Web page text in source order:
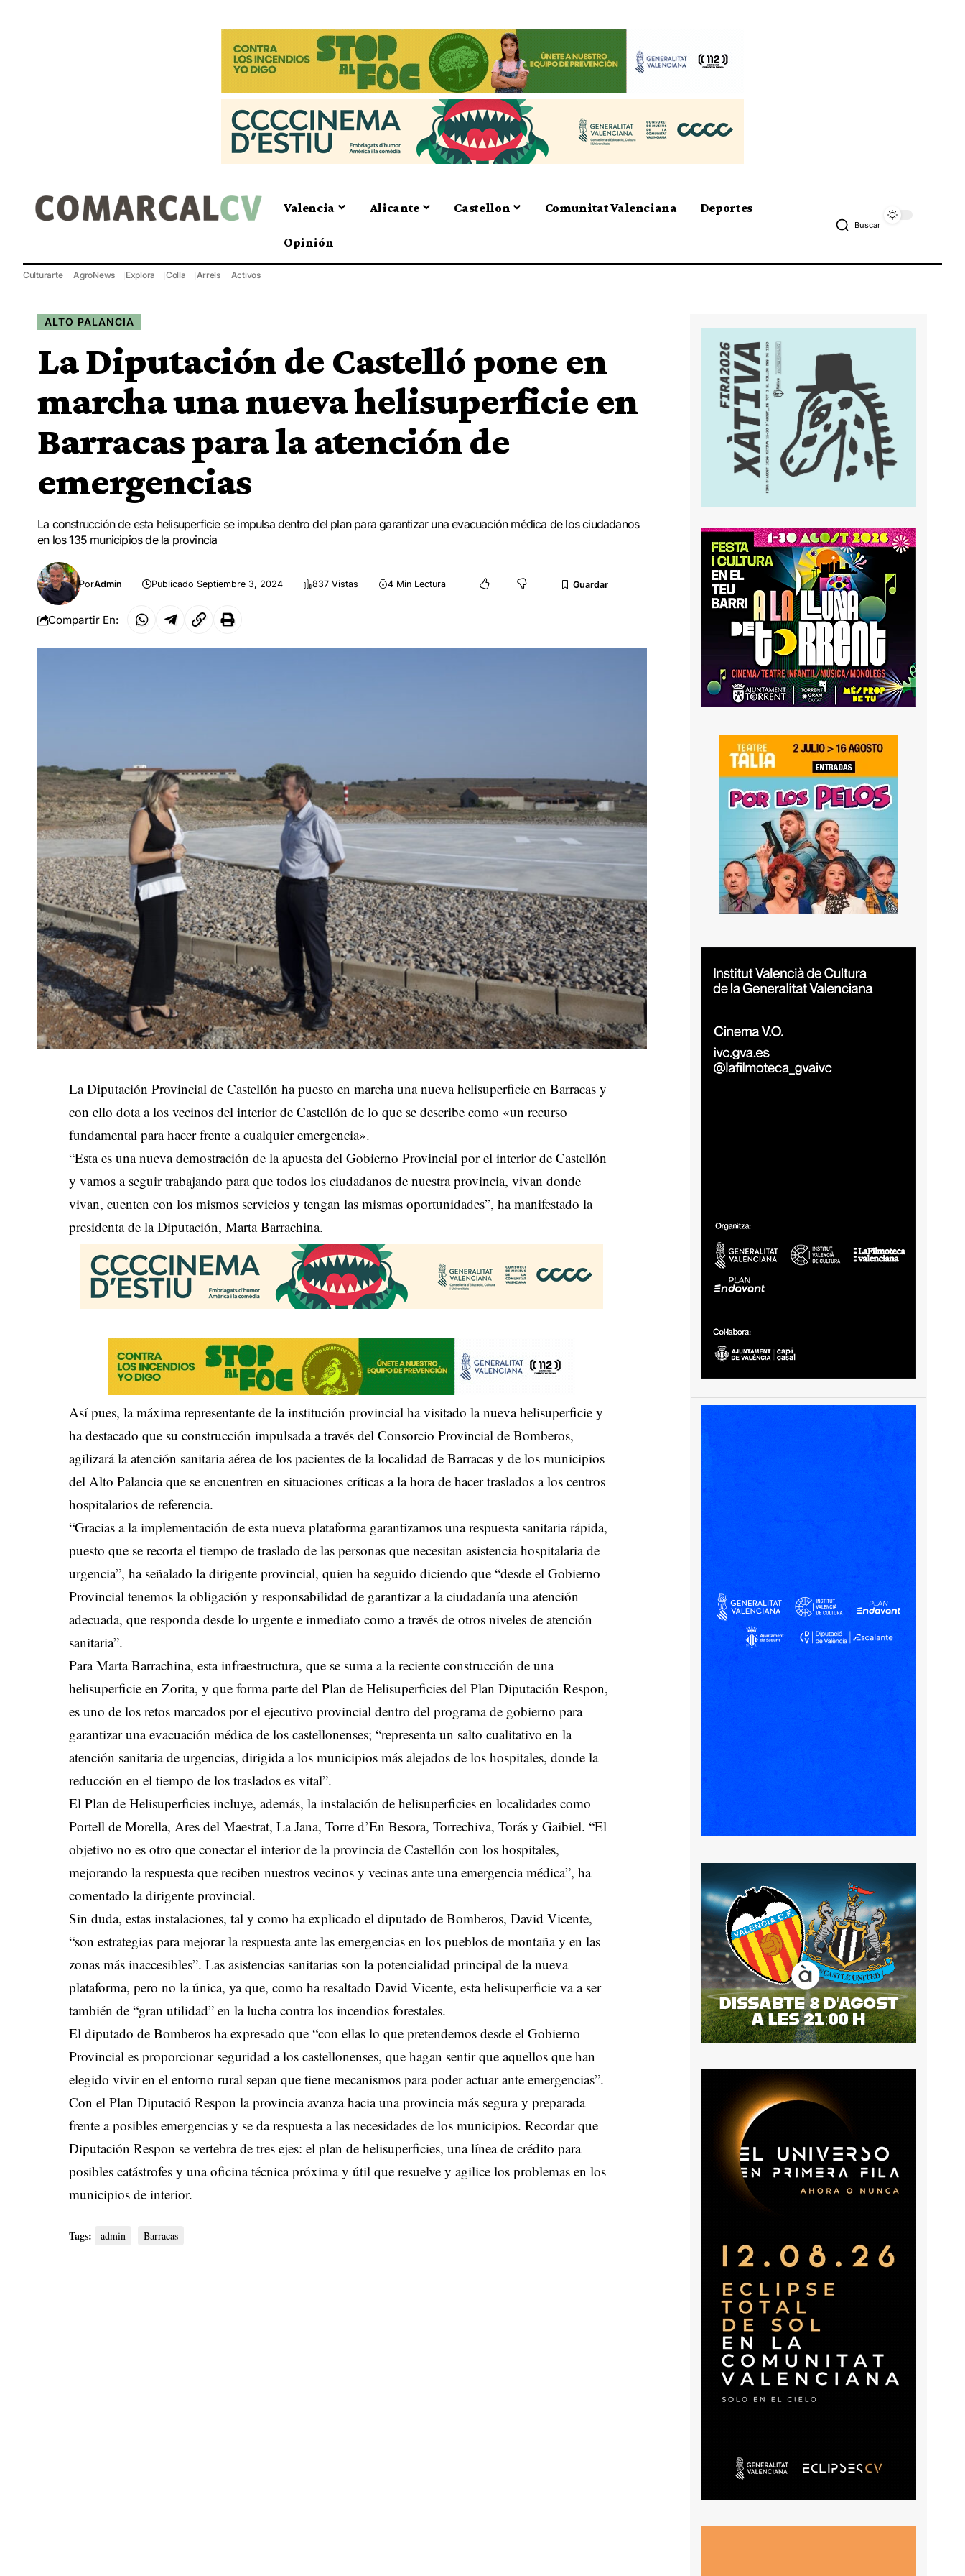
Valencia Alicante Castellon Comunitat Valenciana Deportes
Opinión
Buscar
Culturarte AgroNews Explora Colla Arrels Activos
ALTO PALANCIA
La Diputación de Castelló pone en
marcha una nueva helisuperficie en
Barracas para la atención de
emergencias
La construcción de esta helisuperficie se impulsa dentro del plan para garantizar una evacuación médica de los ciudadanos
en los 135 municipios de la provincia
PorAdmin Publicado Septiembre 3, 2024 837 Vistas 4 Min Lectura
Compartir En:
La Diputación Provincial de Castellón ha puesto en marcha una nueva helisuperficie en Barracas y
con ello dota a los vecinos del interior de Castellón de lo que se describe como «un recurso
fundamental para hacer frente a cualquier emergencia».
“Esta es una nueva demostración de la apuesta del Gobierno Provincial por el interior de Castellón
y vamos a seguir trabajando para que todos los ciudadanos de nuestra provincia, vivan donde
vivan, cuenten con los mismos servicios y tengan las mismas oportunidades”, ha manifestado la
presidenta de la Diputación, Marta Barrachina.
Así pues, la máxima representante de la institución provincial ha visitado la nueva helisuperficie y
ha destacado que su construcción impulsada a través del Consorcio Provincial de Bomberos,
agilizará la atención sanitaria aérea de los pacientes de la localidad de Barracas y de los municipios
del Alto Palancia que se encuentren en situaciones críticas a la hora de hacer traslados a los centros
hospitalarios de referencia.
“Gracias a la implementación de esta nueva plataforma garantizamos una respuesta sanitaria rápida,
puesto que se recorta el tiempo de traslado de las personas que necesitan asistencia hospitalaria de
urgencia”, ha señalado la dirigente provincial, quien ha seguido diciendo que “desde el Gobierno
Provincial tenemos la obligación y responsabilidad de garantizar a la ciudadanía una atención
adecuada, que responda desde lo urgente e inmediato como a través de otros niveles de atención
sanitaria”.
Para Marta Barrachina, esta infraestructura, que se suma a la reciente construcción de una
helisuperficie en Zorita, y que forma parte del Plan de Helisuperficies del Plan Diputación Respon,
es uno de los retos marcados por el ejecutivo provincial dentro del programa de gobierno para
garantizar una evacuación médica de los castellonenses; “representa un salto cualitativo en la
atención sanitaria de urgencias, dirigida a los municipios más alejados de los hospitales, donde la
reducción en el tiempo de los traslados es vital”.
El Plan de Helisuperficies incluye, además, la instalación de helisuperficies en localidades como
Portell de Morella, Ares del Maestrat, La Jana, Torre d’En Besora, Torrechiva, Torás y Gaibiel. “El
objetivo no es otro que conectar el interior de la provincia de Castellón con los hospitales,
mejorando la respuesta que reciben nuestros vecinos y vecinas ante una emergencia médica”, ha
comentado la dirigente provincial.
Sin duda, estas instalaciones, tal y como ha explicado el diputado de Bomberos, David Vicente,
“son estrategias para mejorar la respuesta ante las emergencias en los pueblos de montaña y en las
zonas más inaccesibles”. Las asistencias sanitarias son la potencialidad principal de la nueva
plataforma, pero no la única, ya que, como ha resaltado David Vicente, esta helisuperficie va a ser
también de “gran utilidad” en la lucha contra los incendios forestales.
El diputado de Bomberos ha expresado que “con ellas lo que pretendemos desde el Gobierno
Provincial es proporcionar seguridad a los castellonenses, que hagan sentir que aquellos que han
elegido vivir en el entorno rural sepan que tiene mecanismos para poder actuar ante emergencias”.
Con el Plan Diputació Respon la provincia avanza hacia una provincia más segura y preparada
frente a posibles emergencias y se da respuesta a las necesidades de los municipios. Recordar que
Diputación Respon se vertebra de tres ejes: el plan de helisuperficies, una línea de crédito para
posibles catástrofes y una oficina técnica próxima y útil que resuelve y agilice los problemas en los
municipios de interior.
Tags: admin Barracas